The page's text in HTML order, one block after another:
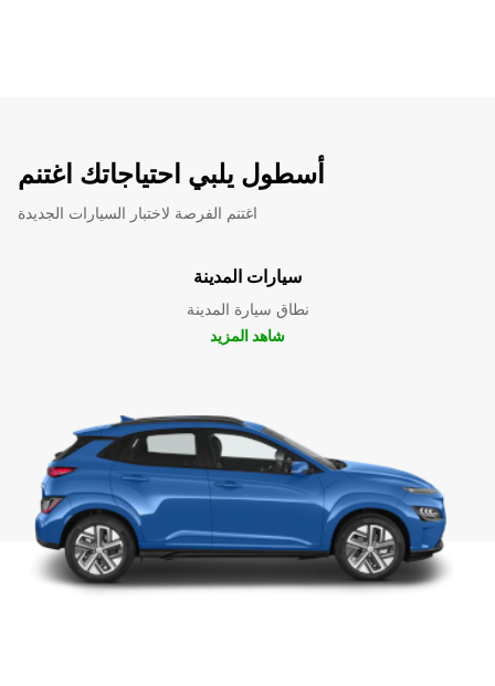
أسطول يلبي احتياجاتك اغتنم
اغتنم الفرصة لاختبار السيارات الجديدة
سيارات المدينة
نطاق سيارة المدينة
شاهد المزيد